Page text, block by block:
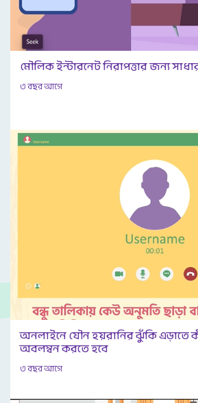
মৌলিক ইন্টারনেট নিরাপত্তার জন্য
৩ বছর আগে
অনলাইনে যৌন হয়রানির ঝুঁকি এড়াতে
অবলম্বন করতে হবে
৩ বছর আগে